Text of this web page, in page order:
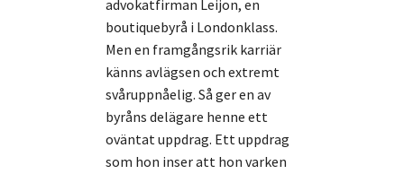
advokatfirman Leijon, en
boutiquebyrå i Londonklass.
Men en framgångsrik karriär
känns avlägsen och extremt
svåruppnåelig. Så ger en av
byråns delägare henne ett
oväntat uppdrag. Ett uppdrag
som hon inser att hon varken